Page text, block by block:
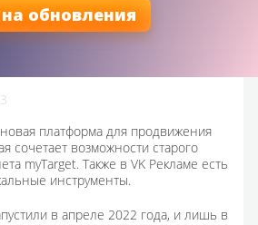
обновления
платформа для продвижения
сочетает возможности старого
myTarget. Также в VK Рекламе есть
инструменты.
в апреле 2022 года, и лишь в